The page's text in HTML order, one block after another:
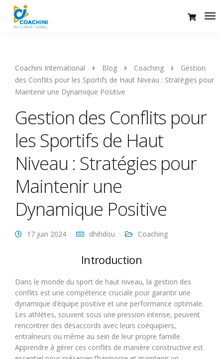
Coachini International Blog Coaching
Gestion
des Conflits pour les Sportifs de Haut Niveau : Stratégies pour
Maintenir une Dynamique Positive
Gestion des Conflits pour
les Sportifs de Haut
Niveau : Stratégies pour
Maintenir une
Dynamique Positive
17 juin 2024 dhihdou Coaching
Introduction
Dans le monde du sport de haut niveau, la gestion des
conflits est une compétence cruciale pour garantir une
dynamique d’équipe positive et une performance optimale.
Les athlètes, souvent sous une pression intense, peuvent
rencontrer des désaccords avec leurs coéquipiers,
entraîneurs ou même au sein de leur propre famille.
Apprendre à gérer ces conflits de manière constructive est